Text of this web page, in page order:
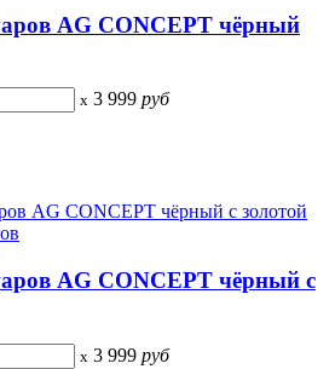
AG CONCEPT чёрный
x 3 999 руб
AG CONCEPT чёрный с
x 3 999 руб